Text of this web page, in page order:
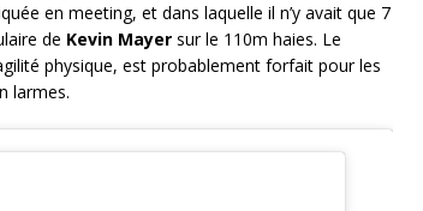
en meeting, et dans laquelle il n’y avait que 7
de Kevin Mayer sur le 110m haies. Le
physique, est probablement forfait pour les
larmes.